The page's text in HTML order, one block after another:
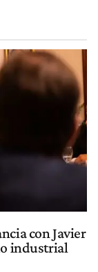
con Javier
industrial